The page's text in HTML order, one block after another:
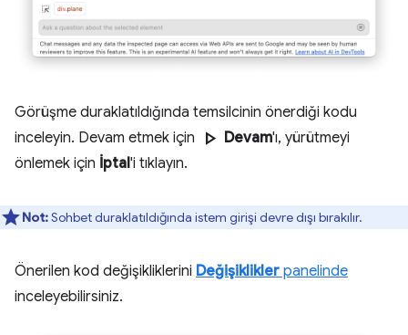
Görüşme duraklatıldığında temsilcinin önerdiği kodu
inceleyin. Devam etmek için
play_arrow Devam'ı, yürütmeyi
önlemek için İptal'i tıklayın.
Not:Sohbet duraklatıldığında istem girişi devre dışı bırakılır.
Önerilen kod değişikliklerini Değişiklikler panelinde
inceleyebilirsiniz.